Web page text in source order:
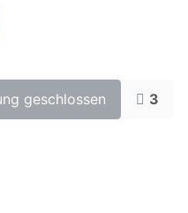
geschlossen 3